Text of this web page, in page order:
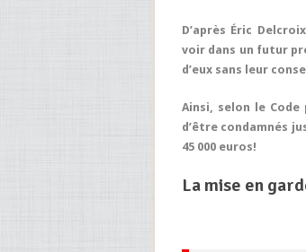
D’après Éric
voir dans un futur
d’eux sans leur
Ainsi, selon le
d’être condamnés
45 000 euros!
La mise en